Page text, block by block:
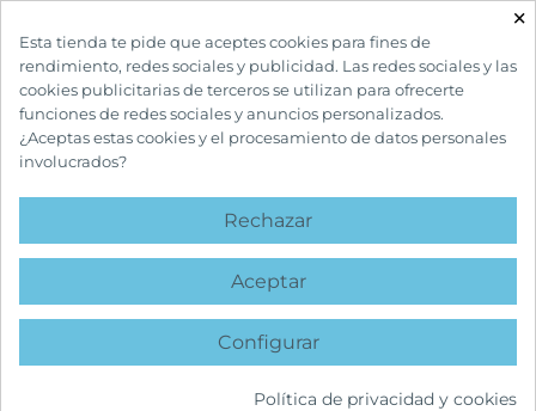
INICIO CUIDADOS FACIALES
favorite
×
Esta tienda te pide que aceptes cookies para fines de
rendimiento, redes sociales y publicidad. Las redes sociales y las
cookies publicitarias de terceros se utilizan para ofrecerte
funciones de redes sociales y anuncios personalizados.
¿Aceptas estas cookies y el procesamiento de datos personales
involucrados?
Rechazar
Aceptar
Configurar
Política de privacidad y cookies